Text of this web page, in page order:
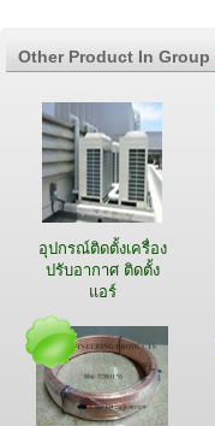
Other Product In Group
อุปกรณ์ติดตั้งเครื่อง
ปรับอากาศ ติดตั้ง
แอร์